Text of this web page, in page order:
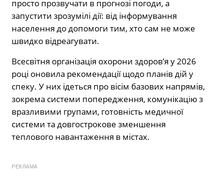
просто прозвучати в прогнозі погоди, а
запустити зрозумілі дії: від інформування
населення до допомоги тим, хто сам не може
швидко відреагувати.
Всесвітня організація охорони здоров’я у 2026
році оновила рекомендації щодо планів дій у
спеку. У них ідеться про вісім базових напрямів,
зокрема системи попередження, комунікацію з
вразливими групами, готовність медичної
системи та довгострокове зменшення
теплового навантаження в містах.
РЕКЛАМА